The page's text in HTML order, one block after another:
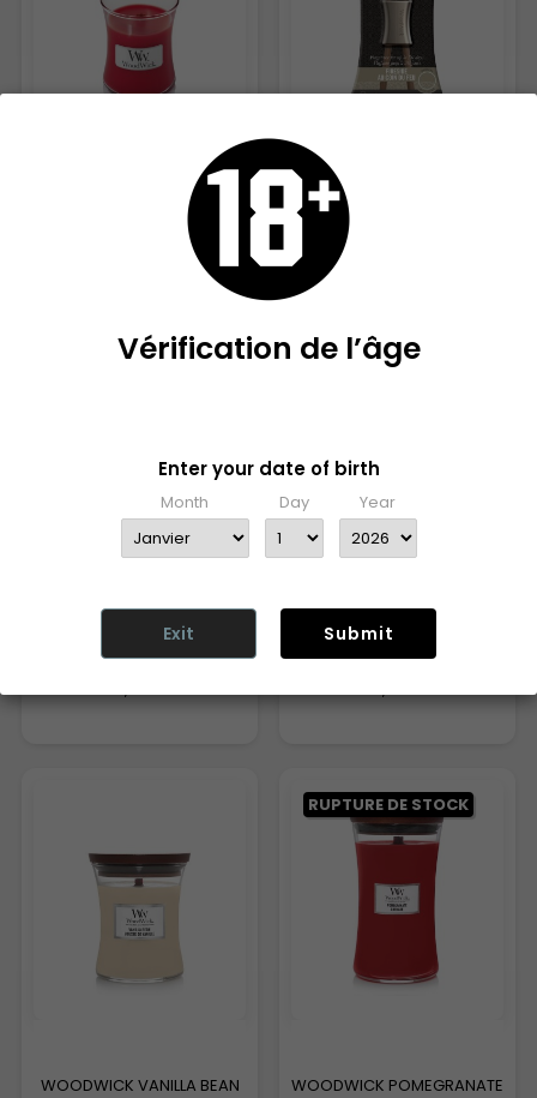
WOODWICK CRIMSON
KIT DÉMARRAGE AU COIN DU
WW FORÊT ENSOLEILLÉE
26,90 €
RUPTURE DE STOCK
WOODWICK WHITE TEA &
25,90 €
WOODWICK VANILLA BEAN
RUPTURE DE STOCK
WOODWICK POMEGRANATE
Vérification de l’âge
Enter your date of birth
Month Day Year
Exit Submit